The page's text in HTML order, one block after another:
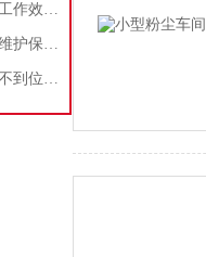
如何提高移动式吸尘器的工作效率？
车间除尘吸尘器如何进行维护保养？
打磨抛光粉尘吸尘器维护不到位，那是你没有注意这些而已！